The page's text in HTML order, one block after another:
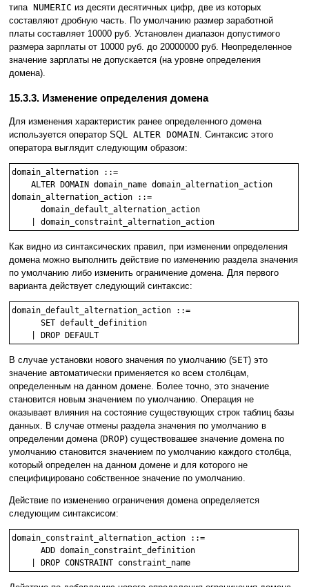
типа NUMERIC из десяти десятичных цифр, две из которых
составляют дробную часть. По умолчанию размер заработной
платы составляет 10000 руб. Установлен диапазон допустимого
размера зарплаты от 10000 руб. до 20000000 руб. Неопределенное
значение зарплаты не допускается (на уровне определения
домена).
15.3.3. Изменение определения домена
Для изменения характеристик ранее определенного домена
используется оператор SQL ALTER DOMAIN . Синтаксис этого
оператора выглядит следующим образом:
domain_alternation ::=
    ALTER DOMAIN domain_name domain_alternation_action
domain_alternation_action ::=
      domain_default_alternation_action
Как видно из синтаксических правил, при изменении определения
домена можно выполнить действие по изменению раздела значения
по умолчанию либо изменить ограничение домена. Для первого
варианта действует следующий синтаксис:
domain_default_alternation_action ::=
      SET default_definition
В случае установки нового значения по умолчанию (SET) это
значение автоматически применяется ко всем столбцам,
определенным на данном домене. Более точно, это значение
становится новым значением по умолчанию. Операция не
оказывает влияния на состояние существующих строк таблиц базы
данных. В случае отмены раздела значения по умолчанию в
определении домена (DROP) существовашее значение домена по
умолчанию становится значением по умолчанию каждого столбца,
который определен на данном домене и для которого не
специфицировано собственное значение по умолчанию.
Действие по изменению ограничения домена определяется
следующим синтаксисом:
domain_constraint_alternation_action ::=
      ADD domain_constraint_definition